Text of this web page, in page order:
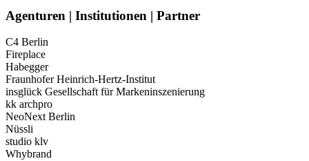
Agenturen | Institutionen | Partner
C4 Berlin
Fireplace
Habegger
Fraunhofer Heinrich-Hertz-Institut
insglück Gesellschaft für Markeninszenierung
kk archpro
NeoNext Berlin
Nüssli
studio klv
Whybrand